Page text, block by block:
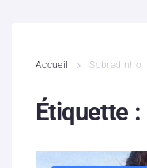
Contenus litigieux
Accueil Sobradinho II
Étiquette :